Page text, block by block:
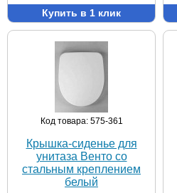
Купить в 1 клик
Код товара: 575-361
Крышка-сиденье для
унитаза Венто со
стальным креплением
белый